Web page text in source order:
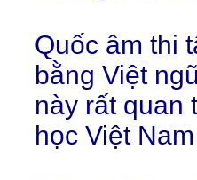
Quốc âm thi
bằng Việt
này rất quan
học Việt